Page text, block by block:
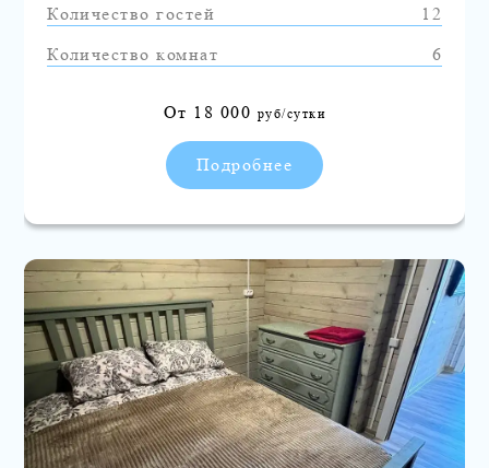
Количество гостей
12
Количество комнат
6
От 18 000 руб/сутки
Подробнее